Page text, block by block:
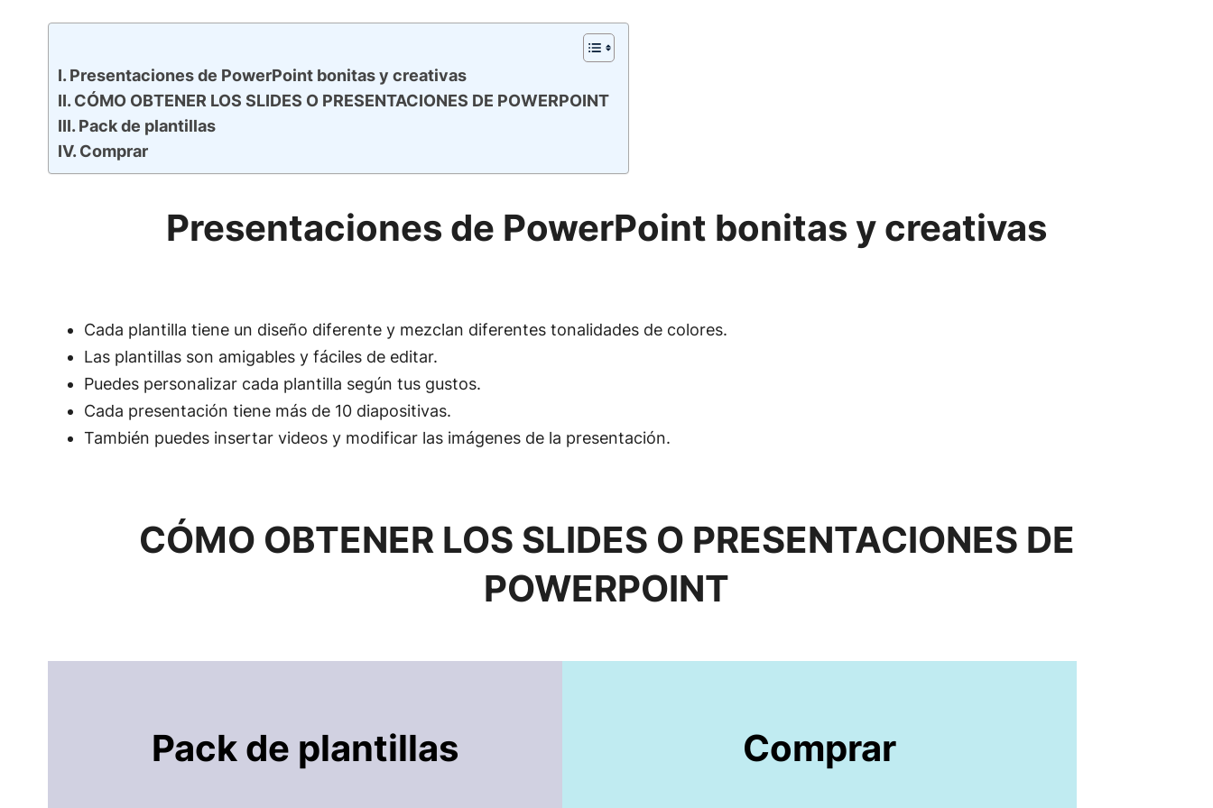
Presentaciones de PowerPoint bonitas y creativas
CÓMO OBTENER LOS SLIDES O PRESENTACIONES DE POWERPOINT
Pack de plantillas
Comprar
Presentaciones de PowerPoint bonitas y creativas
Cada plantilla tiene un diseño diferente y mezclan diferentes tonalidades de colores.
Las plantillas son amigables y fáciles de editar.
Puedes personalizar cada plantilla según tus gustos.
Cada presentación tiene más de 10 diapositivas.
También puedes insertar videos y modificar las imágenes de la presentación.
CÓMO OBTENER LOS SLIDES O PRESENTACIONES DE
POWERPOINT
Pack de plantillas Comprar